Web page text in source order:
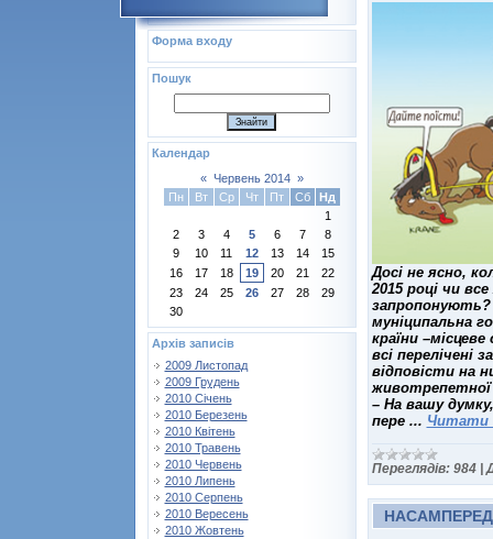
Форма входу
Пошук
Календар
« Червень 2014 »
Пн
Вт Ср Чт Пт Сб
Нд
1
2
3 4 5 6 7
8
9
10 11 12 13 14
15
16
17 18 19 20 21
22
23
24 25 26 27 28
29
30
Архів записів
2009 Листопад
2009 Грудень
2010 Січень
2010 Березень
2010 Квітень
2010 Травень
2010 Червень
2010 Липень
2010 Серпень
2010 Вересень
2010 Жовтень
Досі не ясно,
2015 році чи
запропонують?
муніципальна
країни
всі перелічені
відповісти на
– На вашу
пере ... Читати
Переглядів: 984 |
НАСАМПЕРЕД